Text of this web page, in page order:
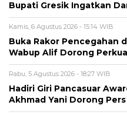
Bupati Gresik Ingatkan
Kamis, 6 Agustus 2026 - 15:14 WIB
Buka Rakor Pencegahan
Wabup Alif Dorong
Rabu, 5 Agustus 2026 - 18:27 WIB
Hadiri Giri Pancasuar
Akhmad Yani Dorong